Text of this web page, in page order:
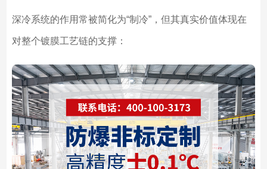
深冷系统的作用常被简化为“制冷”，但其真实价值体现在
对整个镀膜工艺链的支撑：